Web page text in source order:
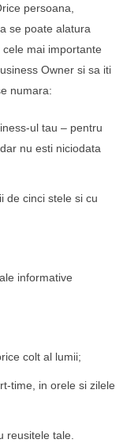
persoana,
se poate alatura
mai importante
Owner si sa iti
numara:
ul tau – pentru
nu esti niciodata
de cinci stele si cu
informative
colt al lumii;
time, in orele si zilele
reusitele tale.